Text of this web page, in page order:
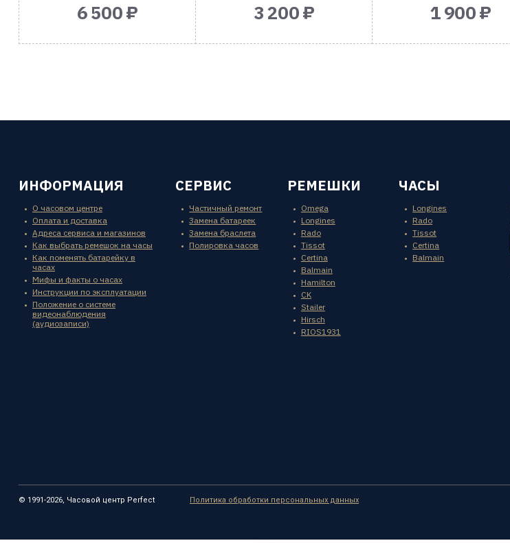
6 500 ₽ 3 200 ₽ 1 900 ₽
ИНФОРМАЦИЯ
О часовом центре
Оплата и доставка
Адреса сервиса и магазинов
Как выбрать ремешок на часы
Как поменять батарейку в
часах
Мифы и факты о часах
Инструкции по эксплуатации
Положение о системе
видеонаблюдения
(аудиозаписи)
СЕРВИС
Частичный ремонт
Замена батареек
Замена браслета
Полировка часов
РЕМЕШКИ
Omega
Longines
Rado
Tissot
Certina
Balmain
Hamilton
CK
Stailer
Hirsch
RIOS1931
ЧАСЫ
Longines
Rado
Tissot
Certina
Balmain
© 1991-2026, Часовой центр Perfect Политика обработки персональных данных